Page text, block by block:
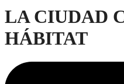
LA CIUDAD
HÁBITAT